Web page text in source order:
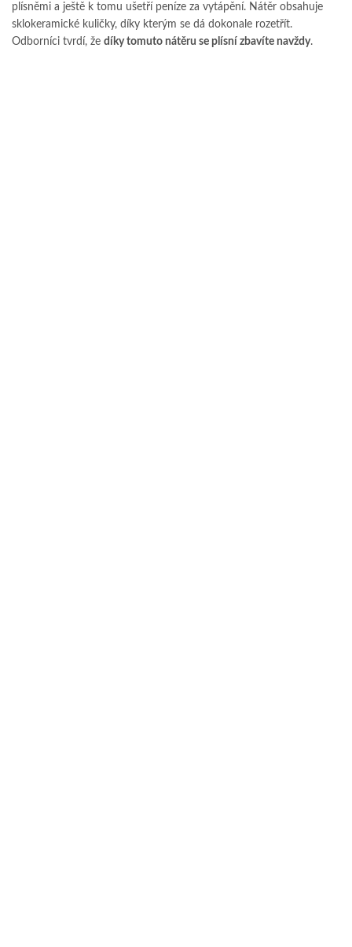
plísněmi a ještě k tomu ušetří peníze za vytápění. Nátěr obsahuje
sklokeramické kuličky, díky kterým se dá dokonale rozetřít.
Odborníci tvrdí, že díky tomuto nátěru se plísní zbavíte navždy.